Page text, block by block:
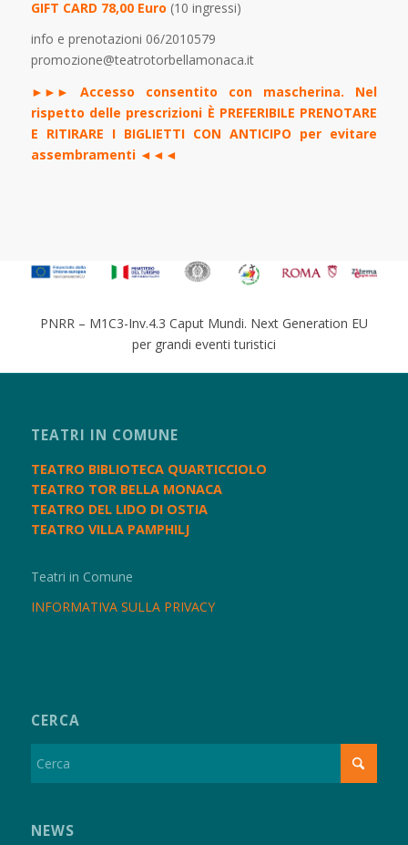
GIFT CARD 78,00 Euro (10 ingressi)
info e prenotazioni 06/2010579
promozione@teatrotorbellamonaca.it
►►► Accesso consentito con mascherina. Nel
rispetto delle prescrizioni È PREFERIBILE PRENOTARE
E RITIRARE I BIGLIETTI CON ANTICIPO per evitare
assembramenti ◄◄◄
PNRR – M1C3-Inv.4.3 Caput Mundi. Next Generation EU
per grandi eventi turistici
TEATRI IN COMUNE
TEATRO BIBLIOTECA QUARTICCIOLO
TEATRO TOR BELLA MONACA
TEATRO DEL LIDO DI OSTIA
TEATRO VILLA PAMPHILJ
Teatri in Comune
INFORMATIVA SULLA PRIVACY
CERCA
NEWS